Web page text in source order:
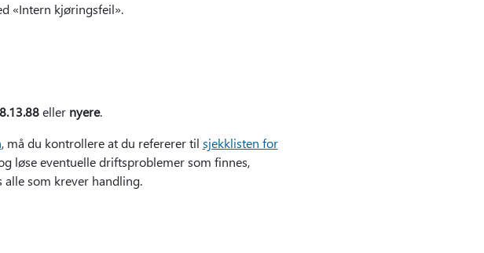
«Intern kjøringsfeil».
eller nyere.
, må du kontrollere at du refererer til sjekklisten for
løse eventuelle driftsproblemer som finnes,
som krever handling.